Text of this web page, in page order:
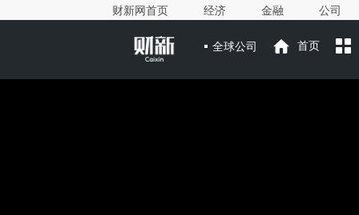
财新网首页 经济 金融 公司
全球公司 首页